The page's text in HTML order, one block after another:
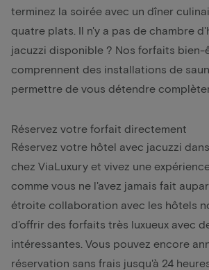
terminez la soirée avec un dîner
quatre plats. Il n'y a pas de chambre
jacuzzi disponible ? Nos forfaits bien-
comprennent des installations de
permettre de vous détendre
Réservez votre forfait directement
Réservez votre hôtel avec jacuzzi
chez ViaLuxury et vivez une
comme vous ne l'avez jamais fait
étroite collaboration avec les hôtels
d'offrir des forfaits très luxueux avec
intéressantes. Vous pouvez encore
réservation sans frais jusqu'à 24